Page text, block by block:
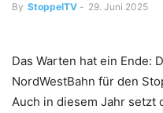
By StoppelTV - 29. Juni 2025
Das Warten hat ein Ende:
NordWestBahn für den
Auch in diesem Jahr setzt